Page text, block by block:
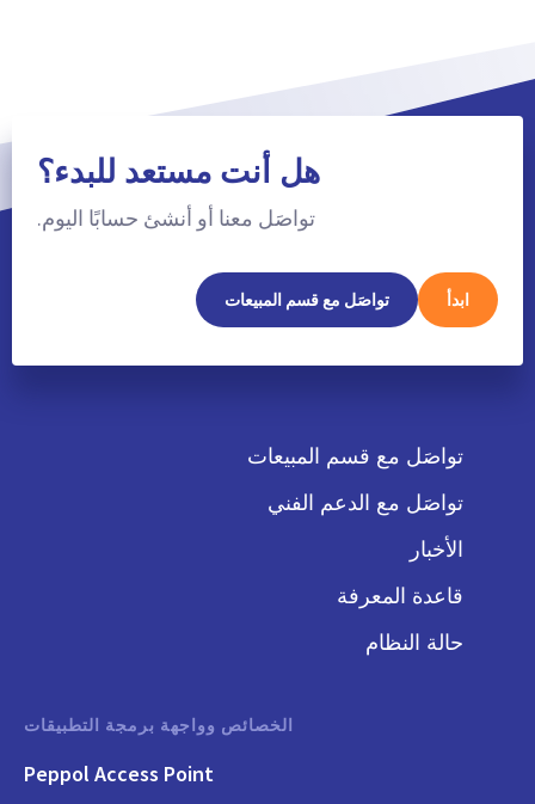
هل أنت مستعد للبدء؟
تواصَل معنا أو أنشئ حسابًا اليوم.
ابدأ تواصَل مع قسم المبيعات
تواصَل مع قسم المبيعات
تواصَل مع الدعم الفني
الأخبار
قاعدة المعرفة
حالة النظام
الخصائص وواجهة برمجة التطبيقات
Peppol Access Point